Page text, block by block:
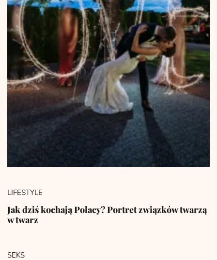
LIFESTYLE
Jak dziś kochają Polacy? Portret związków twarzą
w twarz
SEKS